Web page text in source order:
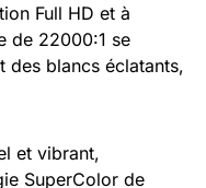
Full HD et à
de 22000:1 se
blancs éclatants,
et vibrant,
SuperColor de